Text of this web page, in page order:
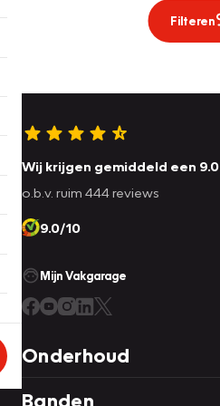
Filteren
Wij krijgen gemiddeld een 9.0
o.b.v. ruim 444 reviews
9.0/10
Mijn Vakgarage
Onderhoud
Banden